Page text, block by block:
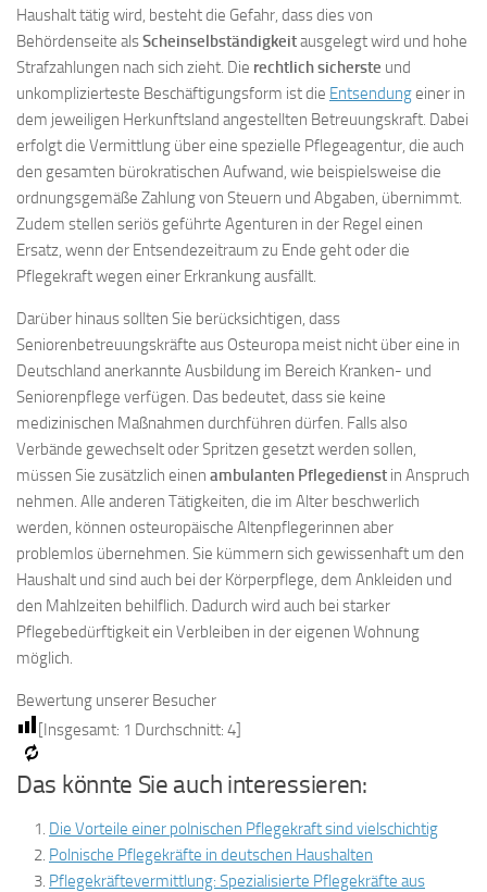
Haushalt tätig wird, besteht die Gefahr, dass dies von
Behördenseite alsScheinselbständigkeitausgelegt wird und hohe
Strafzahlungen nach sich zieht. Die rechtlich sicherste und
unkomplizierteste Beschäftigungsform ist die Entsendungeiner in
dem jeweiligen Herkunftsland angestellten Betreuungskraft. Dabei
erfolgt die Vermittlung über eine spezielle Pflegeagentur, die auch
den gesamten bürokratischen Aufwand, wie beispielsweise die
ordnungsgemäße Zahlung von Steuern und Abgaben, übernimmt.
Zudem stellen seriös geführte Agenturen in der Regel einen
Ersatz, wenn der Entsendezeitraum zu Ende geht oder die
Pflegekraft wegen einer Erkrankung ausfällt.
Darüber hinaus sollten Sie berücksichtigen, dass
Seniorenbetreuungskräfte aus Osteuropa meist nicht über eine in
Deutschland anerkannte Ausbildung im Bereich Kranken- und
Seniorenpflege verfügen. Das bedeutet, dass sie keine
medizinischen Maßnahmen durchführen dürfen. Falls also
Verbände gewechselt oder Spritzen gesetzt werden sollen,
müssen Sie zusätzlich einen ambulanten Pflegedienst in Anspruch
nehmen. Alle anderen Tätigkeiten, die im Alter beschwerlich
werden, können osteuropäische Altenpflegerinnen aber
problemlos übernehmen. Sie kümmern sich gewissenhaft um den
Haushalt und sind auch bei der Körperpflege, dem Ankleiden und
den Mahlzeiten behilflich. Dadurch wird auch bei starker
Pflegebedürftigkeit ein Verbleiben in der eigenen Wohnung
möglich.
Bewertung unserer Besucher
[Insgesamt: 1 Durchschnitt: 4]
Das könnte Sie auch interessieren:
Die Vorteile einer polnischen Pflegekraft sind vielschichtig
Polnische Pflegekräfte in deutschen Haushalten
Pflegekräftevermittlung: Spezialisierte Pflegekräfte aus